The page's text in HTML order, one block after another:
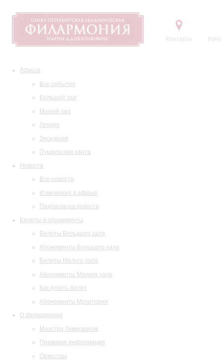
Контакты
Афиша
Все события
Большой зал
Малый зал
Лекции
Экскурсии
Пушкинская карта
Новости
Все новости
Изменения в афише
Подписка на новости
Билеты и абонементы
Билеты Большого зала
Абонементы Большого зала
Билеты Малого зала
Абонементы Малого зала
Как купить билет
Абонементы Музитория
О филармонии
Маэстро Темирканов
Правовая информация
Оркестры